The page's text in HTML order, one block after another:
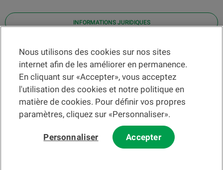
INFORMATIONS JURIDIQUES
Contact
Localiser une agence
Aide
Actualités
Taux de change
Nous utilisons des cookies sur nos sites
internet afin de les améliorer en permanence.
En cliquant sur «Accepter», vous acceptez
l'utilisation des cookies et notre politique en
matière de cookies. Pour définir vos propres
paramètres, cliquez sur «Personnaliser».
Personnaliser Accepter